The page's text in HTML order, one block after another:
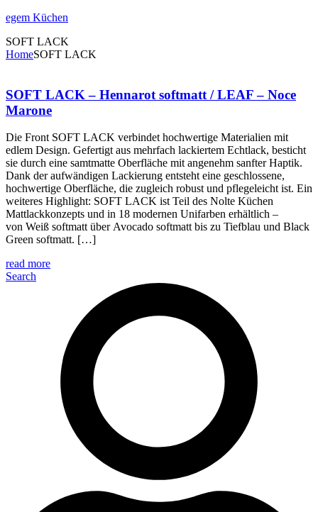
egem Küchen
SOFT LACK
HomeSOFT LACK
SOFT LACK – Hennarot softmatt / LEAF – Noce
Marone
Die Front SOFT LACK verbindet hochwertige Materialien mit
edlem Design. Gefertigt aus mehrfach lackiertem Echtlack, besticht
sie durch eine samtmatte Oberfläche mit angenehm sanfter Haptik.
Dank der aufwändigen Lackierung entsteht eine geschlossene,
hochwertige Oberfläche, die zugleich robust und pflegeleicht ist. Ein
weiteres Highlight: SOFT LACK ist Teil des Nolte Küchen
Mattlackkonzepts und in 18 modernen Unifarben erhältlich –
von Weiß softmatt über Avocado softmatt bis zu Tiefblau und Black
Green softmatt. […]
read more
Search